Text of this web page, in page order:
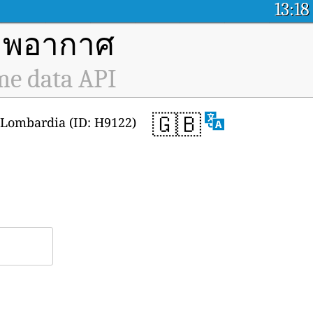
13:18
อากาศ
data API
🇬🇧
(ID: H9122)